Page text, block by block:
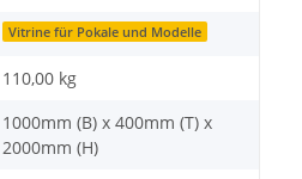
Vitrine für Pokale und Modelle
110,00 kg
1000mm (B) x 400mm (T) x
2000mm (H)